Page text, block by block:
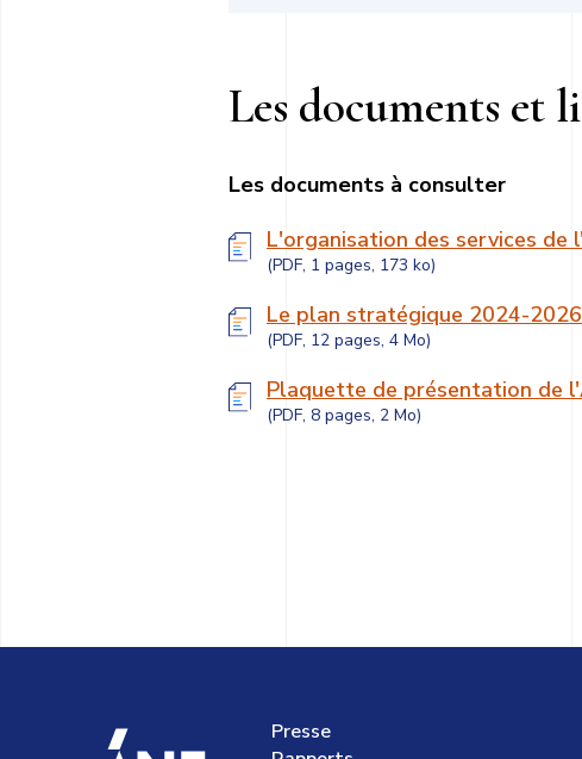
Les documents et
Les documents à consulter
L'organisation des services de
(PDF, 1 pages, 173 ko)
Le plan stratégique 2024-2026
(PDF, 12 pages, 4 Mo)
Plaquette de présentation de
(PDF, 8 pages, 2 Mo)
Presse